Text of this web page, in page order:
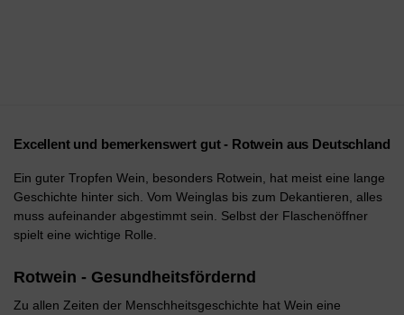
Excellent und bemerkenswert gut - Rotwein aus Deutschland
Ein guter Tropfen Wein, besonders Rotwein, hat meist eine lange
Geschichte hinter sich. Vom Weinglas bis zum Dekantieren, alles
muss aufeinander abgestimmt sein. Selbst der Flaschenöffner
spielt eine wichtige Rolle.
Rotwein - Gesundheitsfördernd
Zu allen Zeiten der Menschheitsgeschichte hat Wein eine